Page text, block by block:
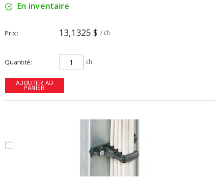
En inventaire
Prix 13,1325 $ / ch
Quantité ch
AJOUTER AU
PANIER